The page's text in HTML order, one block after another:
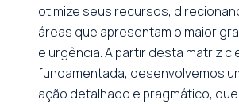
otimize seus recursos,
áreas que apresentam o maior
e urgência. A partir desta matriz
fundamentada, desenvolvemos
ação detalhado e pragmático,